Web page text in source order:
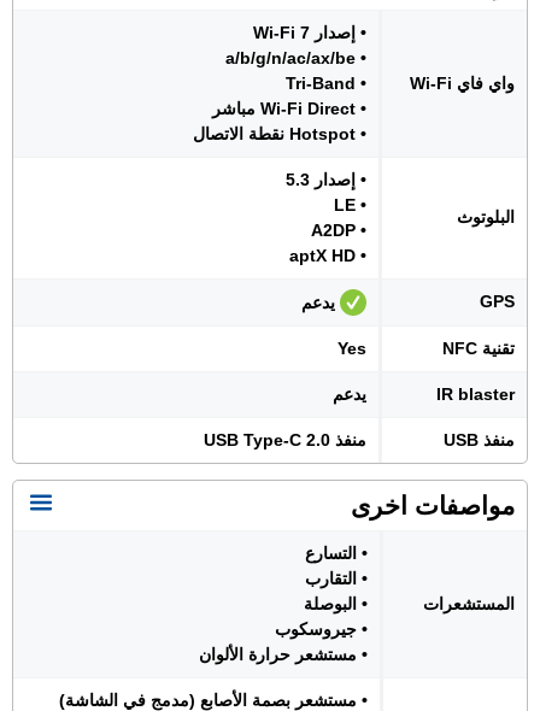
واي فاي Wi-Fi
• إصدار Wi-Fi 7
• a/b/g/n/ac/ax/be
• Tri-Band
• Wi-Fi Direct مباشر
• Hotspot نقطة الاتصال
البلوتوث
• إصدار 5.3
• LE
• A2DP
• aptX HD
GPS يدعم
تقنية NFC Yes
IR blaster يدعم
منفذ USB منفذ USB Type-C 2.0
مواصفات اخرى
المستشعرات
• التسارع
• التقارب
• البوصلة
• جيروسكوب
• مستشعر حرارة الألوان
• مستشعر بصمة الأصابع (مدمج في الشاشة)